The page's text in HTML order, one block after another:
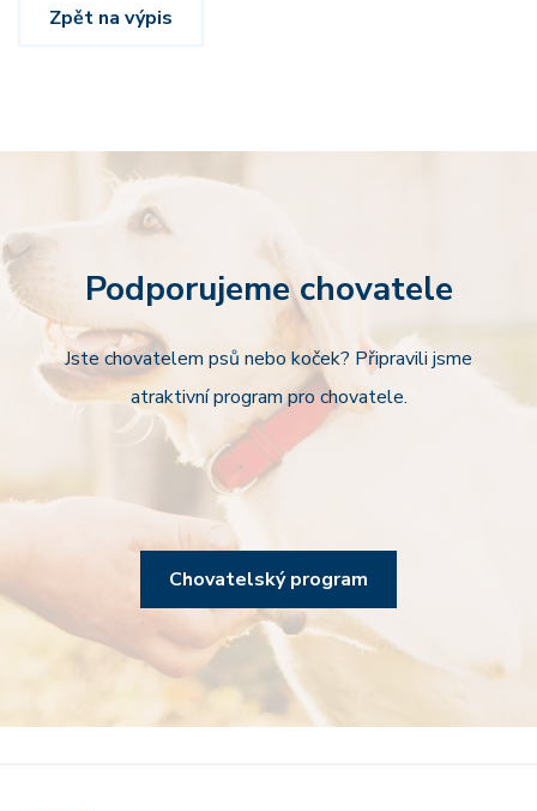
Zpět na výpis
Podporujeme chovatele
Jste chovatelem psů nebo koček? Připravili jsme
atraktivní program pro chovatele.
Chovatelský program